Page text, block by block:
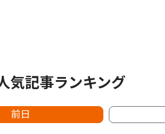
気記事ランキング
前日